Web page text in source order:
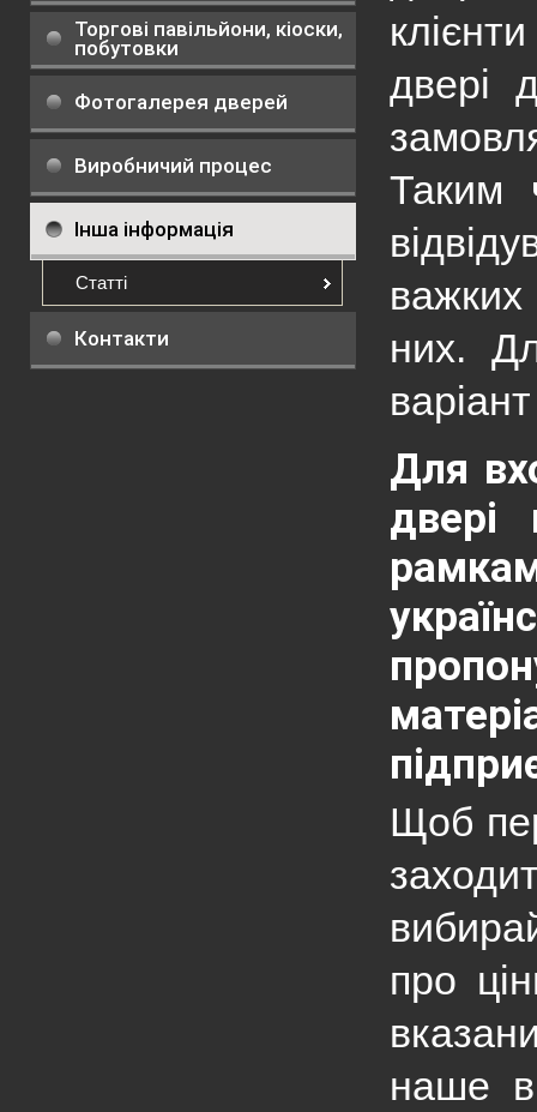
Торгові павільйони, кіоски,
побутовки
Фотогалерея дверей
Виробничий процес
Інша інформація
Статті
Контакти
двері
Таким
них.
Для
двері
Щоб
про
наше